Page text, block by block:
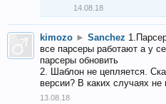
14.08.18
kimozo ► Sanchez
все парсеры работают а у
парсеры обновить
2. Шаблон не цепляется.
версии? В каких случаях
13.08.18